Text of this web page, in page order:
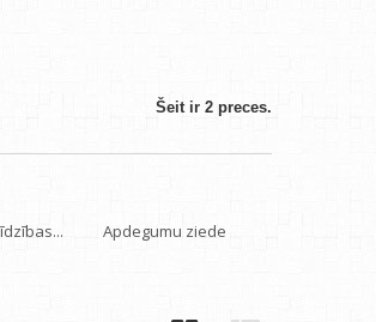
Šeit ir 2 preces.
Apdegumu ziede